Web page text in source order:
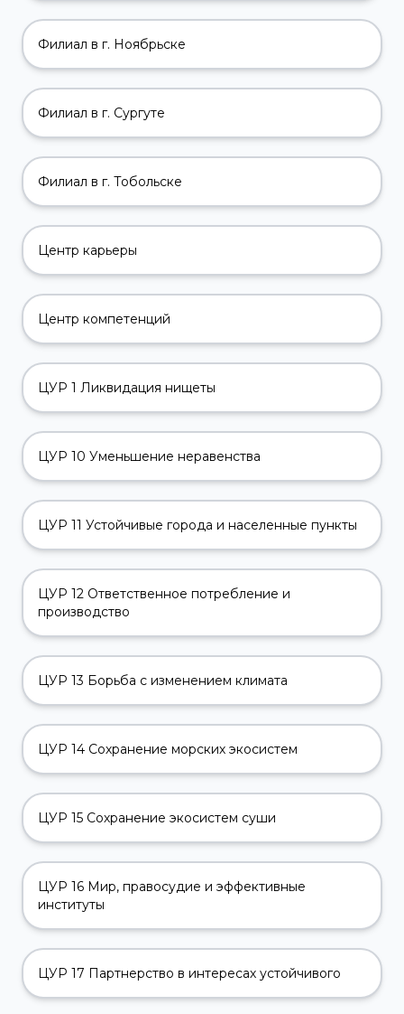
Филиал в г. Ноябрьске
Филиал в г. Сургуте
Филиал в г. Тобольске
Центр карьеры
Центр компетенций
ЦУР 1 Ликвидация нищеты
ЦУР 10 Уменьшение неравенства
ЦУР 11 Устойчивые города и населенные пункты
ЦУР 12 Ответственное потребление и
производство
ЦУР 13 Борьба с изменением климата
ЦУР 14 Сохранение морских экосистем
ЦУР 15 Сохранение экосистем суши
ЦУР 16 Мир, правосудие и эффективные
институты
ЦУР 17 Партнерство в интересах устойчивого